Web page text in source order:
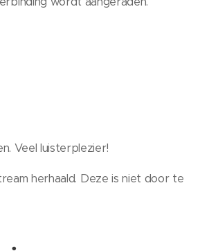
Veel luisterplezier!
herhaald. Deze is niet door te